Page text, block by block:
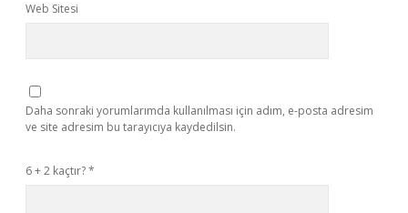
Web Sitesi
Daha sonraki yorumlarımda kullanılması için adım, e-posta adresim
ve site adresim bu tarayıcıya kaydedilsin.
6 + 2 kaçtır?*